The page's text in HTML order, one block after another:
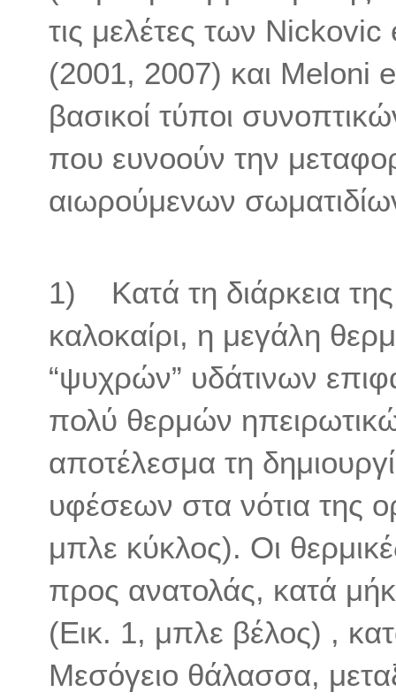
τις μελέτες των
(2001, 2007) και Meloni
βασικοί τύποι
που ευνοούν την
αιωρούμενων
1) Κατά τη διάρκεια της
καλοκαίρι, η μεγάλη
“ψυχρών” υδάτινων
πολύ θερμών
αποτέλεσμα τη
υφέσεων στα νότια της
μπλε κύκλος). Οι
προς ανατολάς, κατά
(Εικ. 1, μπλε βέλος) ,
Μεσόγειο θάλασσα,